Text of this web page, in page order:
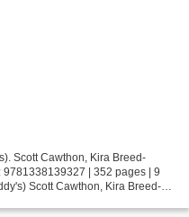
Scott Cawthon, Kira Breed-
| 352 pages | 9
Scott Cawthon, Kira Breed-